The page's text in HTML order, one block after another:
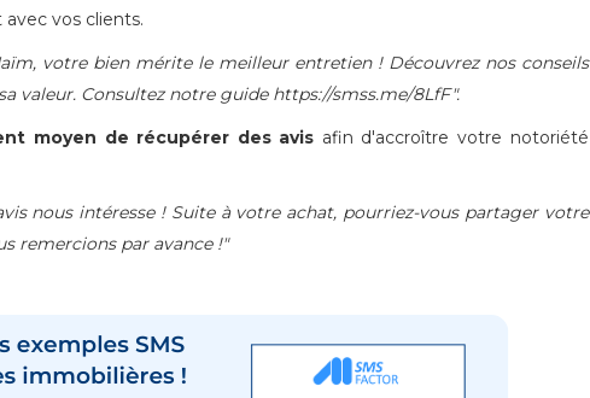
vos clients.
votre bien mérite le meilleur entretien ! Découvrez nos conseils
valeur. Consultez notre guide https://smss.me/8LfF".
moyen de récupérer des avis afin d'accroître votre notoriété
nous intéresse ! Suite à votre achat, pourriez-vous partager votre
remercions par avance !"